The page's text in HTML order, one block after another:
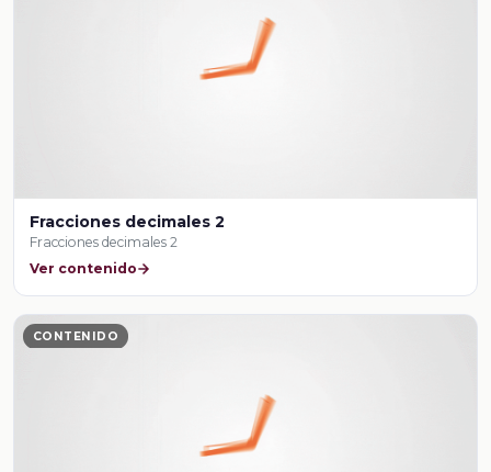
Fracciones decimales 2
Fracciones decimales 2
Ver contenido
CONTENIDO